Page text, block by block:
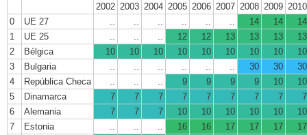
2002 2003 2004 2005 2006 2007 2008 2009 2010
0
UE 27 14 14
14
1
UE 25 12 12 13 13 13
13
2
Bélgica 10 10 10 10 10 10 10 10
10
3
Bulgaria 30 30
30
4
República Checa 9 9 9 9 10
10
5
Dinamarca 7 7 7 7 7 7 7 7
7
6
Alemania 7 7 7 10 10 10 10 10
10
7
Estonia 16 16 17 17 17
17